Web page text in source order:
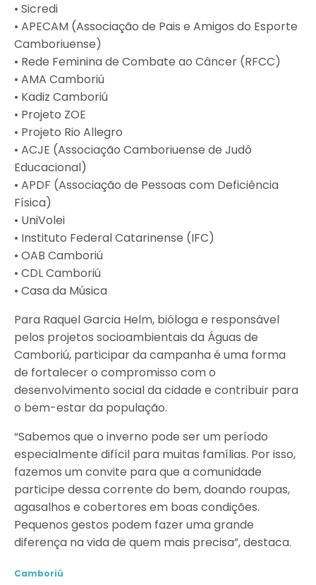
• Sicredi
• APECAM (Associação de Pais e Amigos do Esporte
Camboriuense)
• Rede Feminina de Combate ao Câncer (RFCC)
• AMA Camboriú
• Kadiz Camboriú
• Projeto ZOE
• Projeto Rio Allegro
• ACJE (Associação Camboriuense de Judô
Educacional)
• APDF (Associação de Pessoas com Deficiência
Física)
• UniVolei
• Instituto Federal Catarinense (IFC)
• OAB Camboriú
• CDL Camboriú
• Casa da Música
Para Raquel Garcia Helm, bióloga e responsável
pelos projetos socioambientais da Águas de
Camboriú, participar da campanha é uma forma
de fortalecer o compromisso com o
desenvolvimento social da cidade e contribuir para
o bem-estar da população.
“Sabemos que o inverno pode ser um período
especialmente difícil para muitas famílias. Por isso,
fazemos um convite para que a comunidade
participe dessa corrente do bem, doando roupas,
agasalhos e cobertores em boas condições.
Pequenos gestos podem fazer uma grande
diferença na vida de quem mais precisa”, destaca.
Camboriú